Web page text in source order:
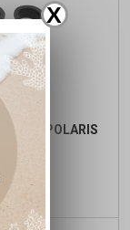
X
POLARIS